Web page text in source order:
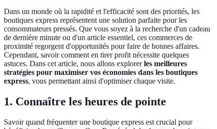
Dans un monde où la rapidité et l'efficacité sont des priorités, les
boutiques express représentent une solution parfaite pour les
consommateurs pressés. Que vous soyez à la recherche d'un cadeau
de dernière minute ou d'un article essentiel, ces commerces de
proximité regorgent d'opportunités pour faire de bonnes affaires.
Cependant, savoir comment en tirer profit nécessite quelques
astuces. Dans cet article, nous allons explorerles meilleures
stratégies pour maximiser vos économies dans les boutiques
express, vous permettant ainsi d'optimiser chaque visite.
1. Connaître les heures de pointe
Savoir quand fréquenter une boutique express est crucial pour